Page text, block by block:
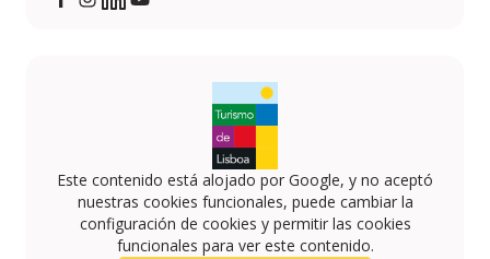
Este contenido está alojado por Google, y no aceptó
nuestras cookies funcionales, puede cambiar la
configuración de cookies y permitir las cookies
funcionales para ver este contenido.